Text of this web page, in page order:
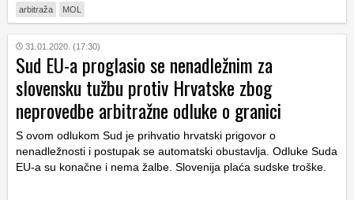
arbitraža MOL
31.01.2020. (17:30)
Sud EU-a proglasio se nenadležnim za
slovensku tužbu protiv Hrvatske zbog
neprovedbe arbitražne odluke o granici
S ovom odlukom Sud je prihvatio hrvatski prigovor o
nenadležnosti i postupak se automatski obustavlja. Odluke Suda
EU-a su konačne i nema žalbe. Slovenija plaća sudske troške.